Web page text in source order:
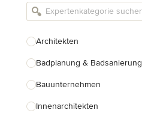
Architekten
Badplanung & Badsanierung
Bauunternehmen
Innenarchitekten